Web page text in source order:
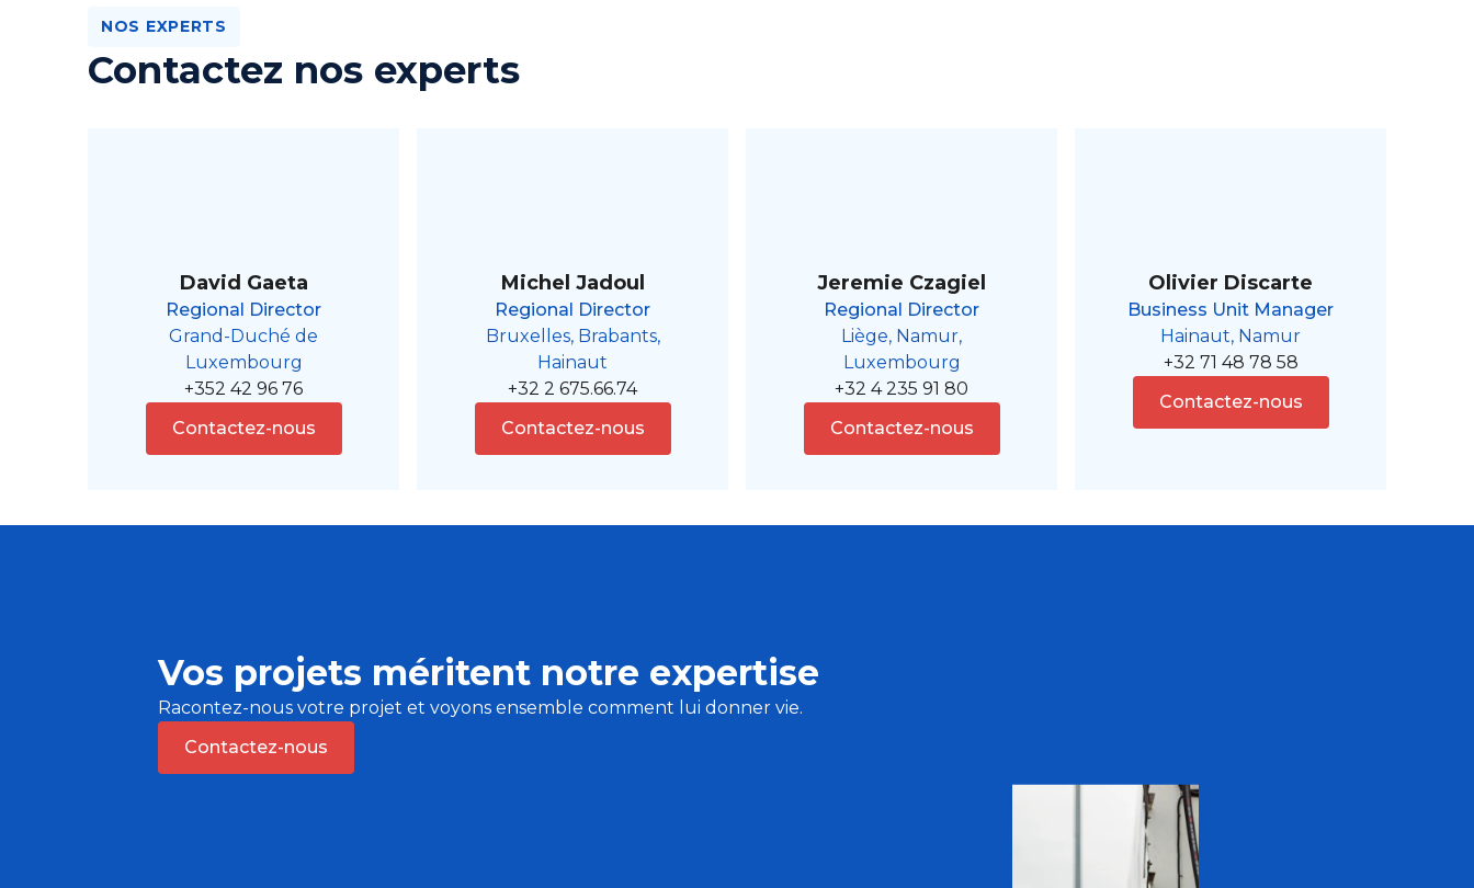
NOS EXPERTS
Contactez nos experts
David Gaeta
Regional Director
Grand-Duché de
Luxembourg
+352 42 96 76
Contactez-nous
Michel Jadoul
Regional Director
Bruxelles, Brabants,
Hainaut
+32 2 675.66.74
Contactez-nous
Jeremie Czagiel
Regional Director
Liège, Namur,
Luxembourg
+32 4 235 91 80
Contactez-nous
Olivier Discarte
Business Unit Manager
Hainaut, Namur
+32 71 48 78 58
Contactez-nous
Vos projets méritent notre expertise
Racontez-nous votre projet et voyons ensemble comment lui donner vie.
Contactez-nous